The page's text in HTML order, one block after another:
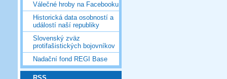
Válečné hroby na Facebooku
Historická data osobností a
událostí naší republiky
Slovenský zväz
protifašistických bojovníkov
Nadační fond REGI Base